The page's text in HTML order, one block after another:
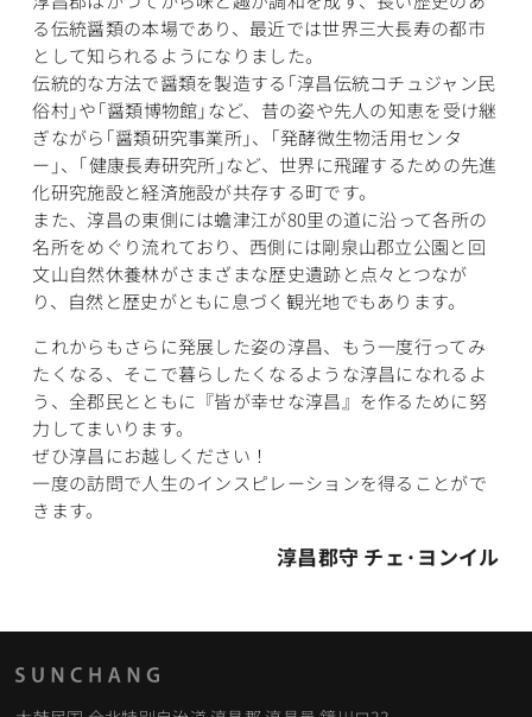
る伝統醤類の本場であり、最近では世界三大長寿の都市
として知られるようになりました。
伝統的な方法で醤類を製造する｢淳昌伝統コチュジャン民
俗村｣や｢醤類博物館｣など、昔の姿や先人の知恵を受け継
ぎながら｢醤類研究事業所｣、｢発酵微生物活用センタ
ー｣、｢健康長寿研究所｣など、世界に飛躍するための先進
化研究施設と経済施設が共存する町です。
また、淳昌の東側には蟾津江が80里の道に沿って各所の
名所をめぐり流れており、西側には剛泉山郡立公園と回
文山自然休養林がさまざまな歴史遺跡と点々とつなが
り、自然と歴史がともに息づく観光地でもあります。
これからもさらに発展した姿の淳昌、もう一度行ってみ
たくなる、そこで暮らしたくなるような淳昌になれるよ
う、全郡民とともに『皆が幸せな淳昌』を作るために努
力してまいります。
ぜひ淳昌にお越しください！
一度の訪問で人生のインスピレーションを得ることがで
きます。
淳昌郡守 チェ·ヨンイル